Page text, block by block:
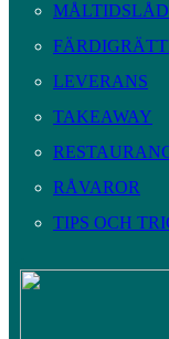
LEVERANS
TAKEAWAY
RÅVAROR
TIPS OCH